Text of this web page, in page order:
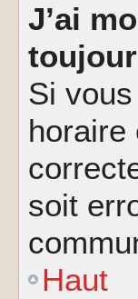
J’ai
Si
horaire
soit
Haut